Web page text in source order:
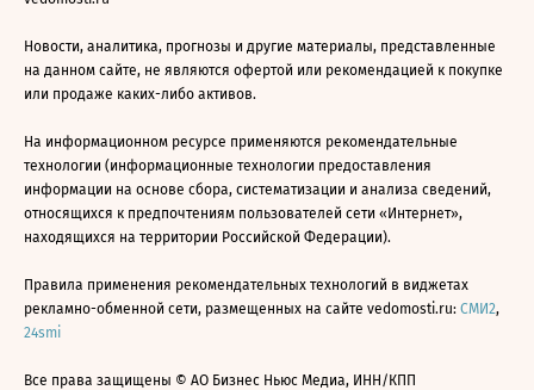
Новости, аналитика, прогнозы и другие материалы, представленные
на данном сайте, не являются офертой или рекомендацией к покупке
или продаже каких-либо активов.
На информационном ресурсе применяются рекомендательные
технологии (информационные технологии предоставления
информации на основе сбора, систематизации и анализа сведений,
относящихся к предпочтениям пользователей сети «Интернет»,
находящихся на территории Российской Федерации).
Правила применения рекомендательных технологий в виджетах
рекламно-обменной сети, размещенных на сайте vedomosti.ru: СМИ2,
24smi
Все права защищены © АО Бизнес Ньюс Медиа, ИНН/КПП